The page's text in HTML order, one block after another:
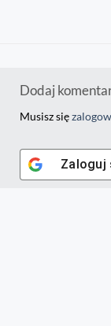
Dodaj
Musisz się
Zaloguj